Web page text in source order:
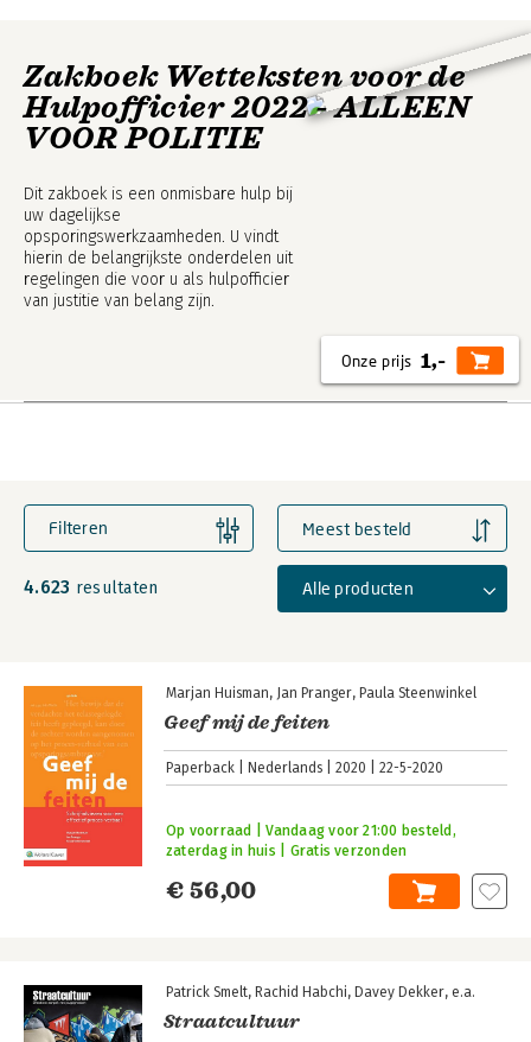
Zakboek Wetteksten voor de
Hulpofficier 2022 - ALLEEN
VOOR POLITIE
Dit zakboek is een onmisbare hulp bij
uw dagelijkse
opsporingswerkzaamheden. U vindt
hierin de belangrijkste onderdelen uit
regelingen die voor u als hulpofficier
van justitie van belang zijn.
1,-
Filteren Meest besteld
4.623 resultaten Alle producten
Marjan Huisman Jan Pranger Paula Steenwinkel
Geef mij de feiten
Paperback Nederlands 2020 22-5-2020
€ 56,00
Op voorraad | Vandaag voor 21:00 besteld,
zaterdag in huis | Gratis verzonden
Patrick Smelt Rachid Habchi Davey Dekker e.a.
Straatcultuur